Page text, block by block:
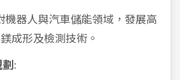
機器人與汽車儲能領域，發展高
成形及檢測技術。
劃: